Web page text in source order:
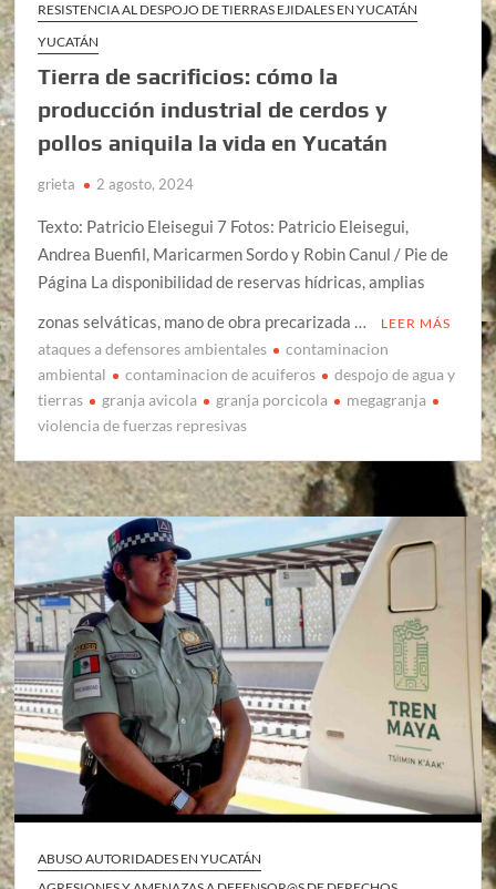
RESISTENCIA AL DESPOJO DE TIERRAS EJIDALES EN YUCATÁN
YUCATÁN
Tierra de sacrificios: cómo la
producción industrial de cerdos y
pollos aniquila la vida en Yucatán
grieta 2 agosto, 2024
Texto: Patricio Eleisegui 7 Fotos: Patricio Eleisegui,
Andrea Buenfil, Maricarmen Sordo y Robin Canul / Pie de
Página La disponibilidad de reservas hídricas, amplias
zonas selváticas, mano de obra precarizada …
LEER MÁS
ataques a defensores ambientales
contaminacion
ambiental
contaminacion de acuiferos
despojo de agua y
tierras
granja avicola granja porcicola
megagranja
violencia de fuerzas represivas
ABUSO AUTORIDADES EN YUCATÁN